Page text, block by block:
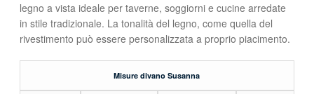
legno a vista ideale per taverne, soggiorni e cucine arredate
in stile tradizionale. La tonalità del legno, come quella del
rivestimento può essere personalizzata a proprio piacimento.
Misure divano Susanna